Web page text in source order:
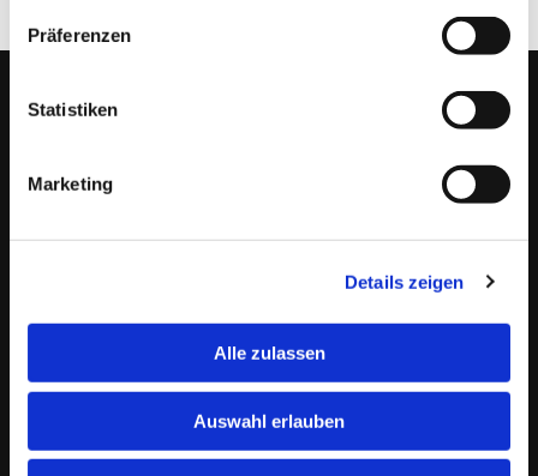
Präferenzen
Statistiken
Marketing
Details zeigen
Alle zulassen
Auswahl erlauben
Anfahrt
Kontakt